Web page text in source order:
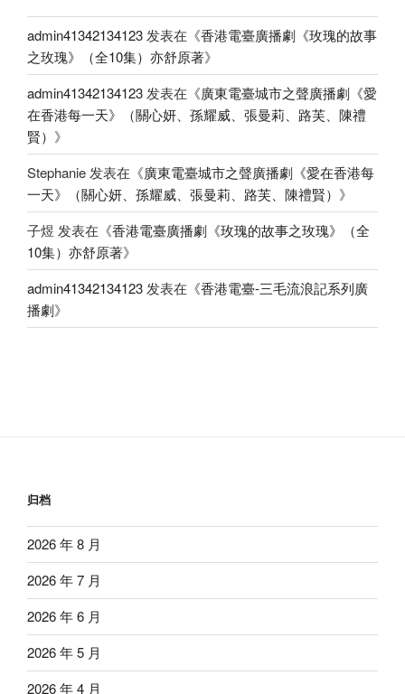
admin41342134123 发表在《香港電臺廣播劇《玫瑰的故事
之玫瑰》（全10集）亦舒原著》
admin41342134123 发表在《廣東電臺城市之聲廣播劇《愛
在香港每一天》（關心妍、孫耀威、張曼莉、路芙、陳禮
賢） 》
Stephanie 发表在《廣東電臺城市之聲廣播劇《愛在香港每
一天》（關心妍、孫耀威、張曼莉、路芙、陳禮賢） 》
子煜 发表在《香港電臺廣播劇《玫瑰的故事之玫瑰》（全
10集）亦舒原著》
admin41342134123 发表在《香港電臺-三毛流浪記系列廣
播劇》
归档
2026 年 8 月
2026 年 7 月
2026 年 6 月
2026 年 5 月
2026 年 4 月